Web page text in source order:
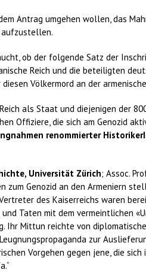
Antrag umgehen wollen, das
aufzustellen.
ob der folgende Satz der
Reich und die beteiligten
Völkermord an der
als Staat und diejenigen der
Offiziere, die sich am Genozid
renommierter
Universität Zürich; Assoc.
Genozid an den Armeniern
des Kaiserreichs waren
Taten mit dem vermeintlichen
Ihr Mittun reichte von
zur
Vorgehen gegen jene, die